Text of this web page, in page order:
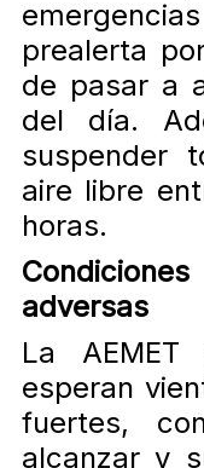
prealerta
de pasar a
del día.
suspender
aire libre
horas.
adversas
La
esperan
fuertes,
alcanzar y